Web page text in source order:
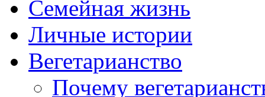
Семейная жизнь
Личные истории
Вегетарианство
Почему